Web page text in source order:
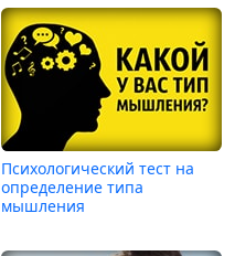
Психологический тест на
определение типа
мышления